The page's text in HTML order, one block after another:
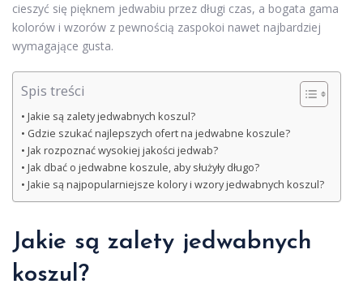
cieszyć się pięknem jedwabiu przez długi czas, a bogata gama
kolorów i wzorów z pewnością zaspokoi nawet najbardziej
wymagające gusta.
Spis treści
Jakie są zalety jedwabnych koszul?
Gdzie szukać najlepszych ofert na jedwabne koszule?
Jak rozpoznać wysokiej jakości jedwab?
Jak dbać o jedwabne koszule, aby służyły długo?
Jakie są najpopularniejsze kolory i wzory jedwabnych koszul?
Jakie są zalety jedwabnych
koszul?